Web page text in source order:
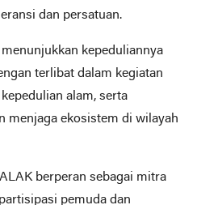
dan persatuan.
menunjukkan kepeduliannya
terlibat dalam kegiatan
alam, serta
menjaga ekosistem di wilayah
berperan sebagai mitra
pemuda dan